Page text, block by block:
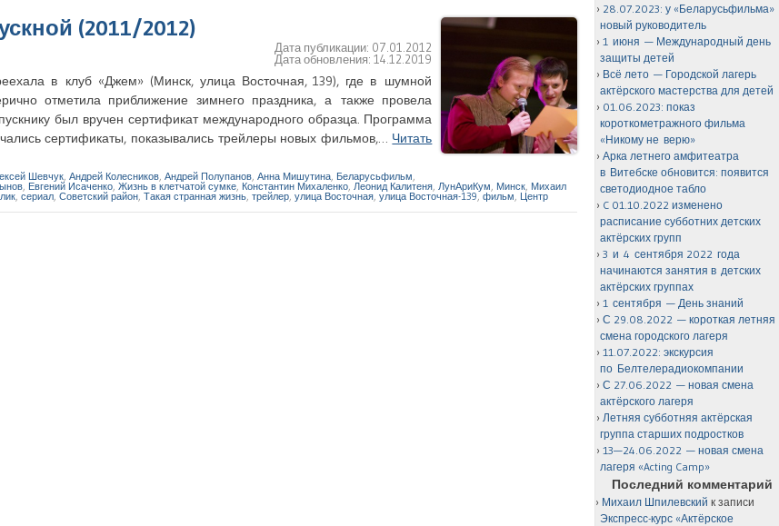
(2011/2012)
Дата публикации: 07.01.2012
Дата обновления:14.12.2019
в клуб «Джем» (Минск, улица Восточная, 139), где в шумной
отметила приближение зимнего праздника, а также провела
был вручен сертификат международного образца. Программа
сертификаты, показывались трейлеры новых фильмов,… Читать
Шевчук Андрей Колесников Андрей Полупанов Анна Мишутина Беларусьфильм
Евгений Исаченко Жизнь в клетчатой сумке Константин Михаленко Леонид Калитеня ЛунАриКум Минск Михаил
сериал Советский район Такая странная жизнь трейлер улица Восточная улица Восточная-139,фильм Центр
28.07.2023: у «Беларусьфильма»
новый руководитель
1 июня — Международный день
защиты детей
Всё лето — Городской лагерь
актёрского мастерства для детей
01.06.2023: показ
короткометражного фильма
«Никому не верю»
Арка летнего амфитеатра
в Витебске обновится: появится
светодиодное табло
C 01.10.2022 изменено
расписание субботних детских
актёрских групп
3 и 4 сентября 2022 года
начинаются занятия в детских
актёрских группах
1 сентября — День знаний
С 29.08.2022 — короткая летняя
смена городского лагеря
11.07.2022: экскурсия
по Белтелерадиокомпании
С 27.06.2022 — новая смена
актёрского лагеря
Летняя субботняя актёрская
группа старших подростков
13—24.06.2022 — новая смена
лагеря «Acting Camp»
Последний комментарий
Михаил Шпилевский к записи
Экспресс-курс «Актёрское